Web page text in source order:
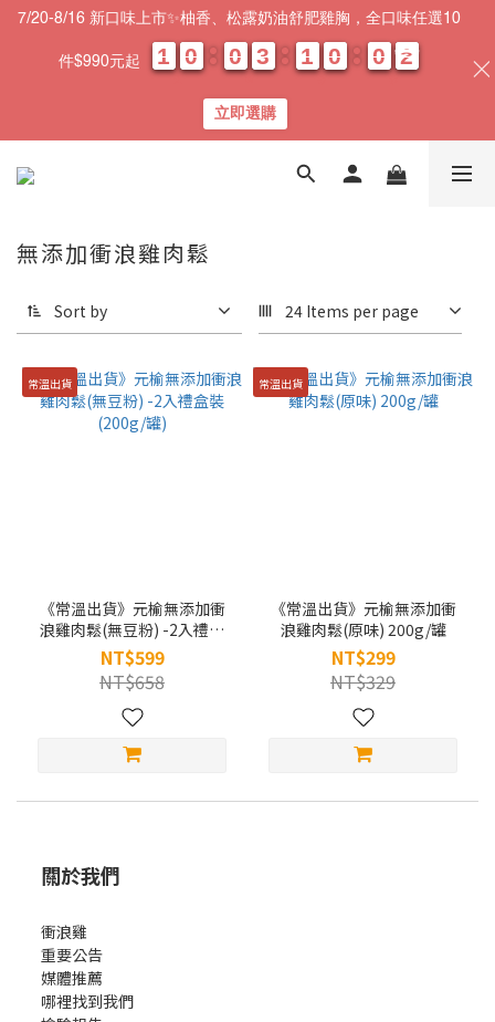
無添加衝浪雞肉鬆
Sort by 24 Items per page
常溫出貨
《常溫出貨》元榆無添加衝
浪雞肉鬆(無豆粉) -2入禮盒
裝 (200g/罐)
NT$599
NT$658
常溫出貨
《常溫出貨》元榆無添加衝
浪雞肉鬆(原味) 200g/罐
NT$299
NT$329
關於我們
衝浪雞
重要公告
媒體推薦
哪裡找到我們
7/20-8/16 新口味上市✨柚香、松露奶油舒肥雞胸，全口味任選10
件$990元起 1
1
1
1 0
0
0
0 0
0
0
0 3
3
3
3 1
1
1
1 0
0
0
0 0
0
0
0 0
0
2
2
1
立即選購